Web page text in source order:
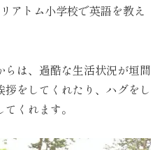
アトム小学校で英語を教え
は、過酷な生活状況が垣間
をしてくれたり、ハグをし
くれます。